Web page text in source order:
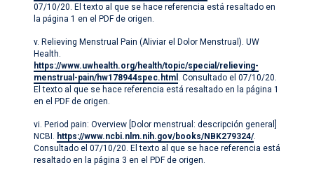
07/10/20. El texto al que se hace referencia está resaltado en
la página 1 en el PDF de origen.
v. Relieving Menstrual Pain (Aliviar el Dolor Menstrual). UW
Health.
https://www.uwhealth.org/health/topic/special/relieving-
menstrual-pain/hw178944spec.html . Consultado el 07/10/20.
El texto al que se hace referencia está resaltado en la página 1
en el PDF de origen.
vi. Period pain: Overview [Dolor menstrual: descripción general]
NCBI. https://www.ncbi.nlm.nih.gov/books/NBK279324/.
Consultado el 07/10/20. El texto al que se hace referencia está
resaltado en la página 3 en el PDF de origen.